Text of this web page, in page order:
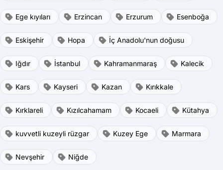
Ege kıyıları Erzincan Erzurum Esenboğa
Eskişehir Hopa İç Anadolu'nun doğusu
Iğdır İstanbul Kahramanmaraş Kalecik
Kars Kayseri Kazan Kırıkkale
Kırklareli Kızılcahamam Kocaeli Kütahya
kuvvetli kuzeyli rüzgar Kuzey Ege Marmara
Nevşehir Niğde